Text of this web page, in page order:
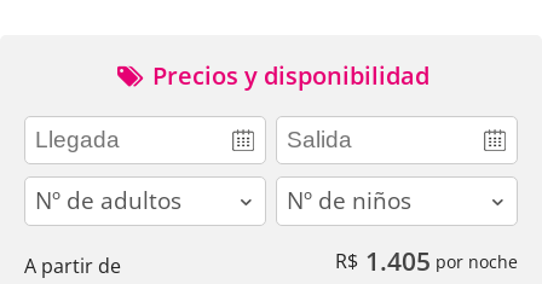
Precios y disponibilidad
adults children
A partir de R$ 1.405 por noche